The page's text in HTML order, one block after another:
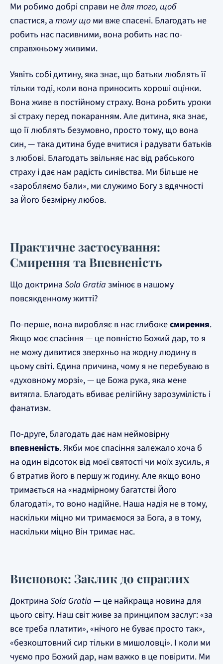
Ми робимо добрі справи недля того, щоб
спастися, а тому що ми вже спасені. Благодать не
робить нас пасивними, вона робить нас по-
справжньому живими.
Уявіть собі дитину, яка знає, що батьки люблять її
тільки тоді, коли вона приносить хороші оцінки.
Вона живе в постійному страху. Вона робить уроки
зі страху перед покаранням. Але дитина, яка знає,
що її люблять безумовно, просто тому, що вона
син, — така дитина буде вчитися і радувати батьків
з любові. Благодать звільняє нас від рабського
страху і дає нам радість синівства. Ми більше не
«заробляємо бали», ми служимо Богу з вдячності
за Його безмірну любов.
Практичне застосування:
Смирення та Впевненість
Що доктрина Sola Gratia змінює в нашому
повсякденному житті?
По-перше, вона виробляє в нас глибокесмирення.
Якщо моє спасіння — це повністю Божий дар, то я
не можу дивитися зверхньо на жодну людину в
цьому світі. Єдина причина, чому я не перебуваю в
«духовному морзі», — це Божа рука, яка мене
витягла. Благодать вбиває релігійну зарозумілість і
фанатизм.
По-друге, благодать дає нам неймовірну
впевненість. Якби моє спасіння залежало хоча б
на один відсоток від моєї святості чи моїх зусиль, я
б втратив його в першу ж годину. Але якщо воно
тримається на «надмірному багатстві Його
благодаті», то воно надійне. Наша надія не в тому,
наскільки міцно ми тримаємося за Бога, а в тому,
наскільки міцно Він тримає нас.
Висновок: Заклик до спраглих
Доктрина Sola Gratia — це найкраща новина для
цього світу. Наш світ живе за принципом заслуг: «за
все треба платити», «нічого не буває просто так»,
«безкоштовний сир тільки в мишоловці». І коли ми
чуємо про Божий дар, нам важко в це повірити. Ми